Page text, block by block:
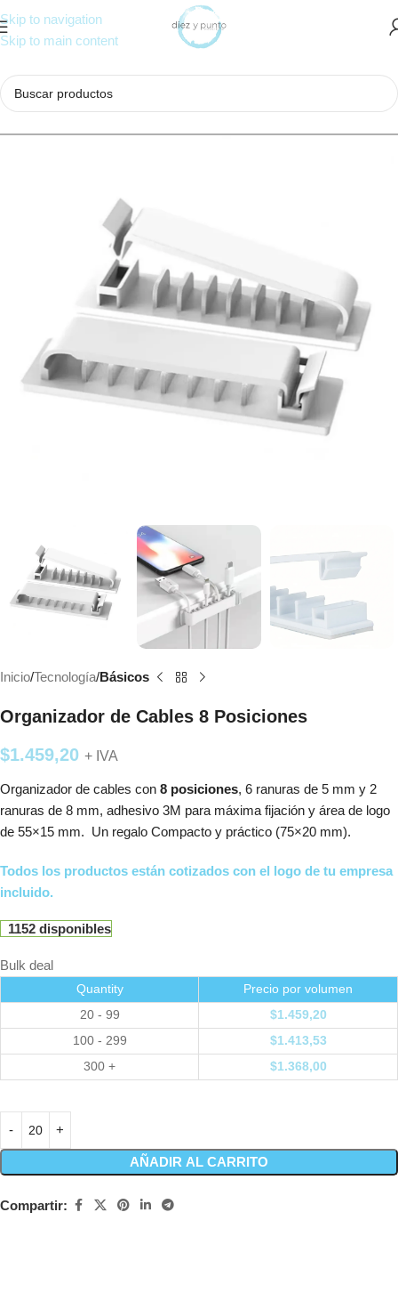
Skip to navigation
Skip to main content
Inicio Tecnología Básicos
Organizador de Cables 8 Posiciones
$1.459,20 + IVA
Organizador de cables con 8 posiciones, 6 ranuras de 5 mm y 2
ranuras de 8 mm, adhesivo 3M para máxima fijación y área de logo
de 55×15 mm. Un regalo Compacto y práctico (75×20 mm).
Todos los productos están cotizados con el logo de tu empresa
incluido.
1152 disponibles
Bulk deal
Quantity
Precio por volumen
20 - 99
$1.459,20
100 - 299
$1.413,53
300 +
$1.368,00
AÑADIR AL CARRITO
Compartir: